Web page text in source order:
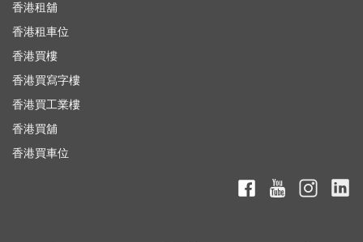
香港租舖
香港租車位
香港買樓
香港買寫字樓
香港買工業樓
香港買舖
香港買車位